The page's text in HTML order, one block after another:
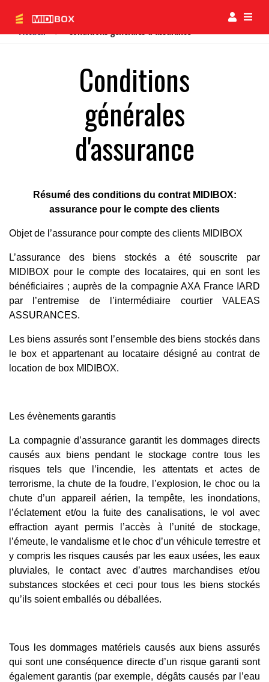
Accueil Conditions générales d'assurance
Conditions
générales
d'assurance
Résumé des conditions du contrat MIDIBOX:
assurance pour le compte des clients
Objet de l’assurance pour compte des clients MIDIBOX
L’assurance des biens stockés a été souscrite par
MIDIBOX pour le compte des locataires, qui en sont les
bénéficiaires ; auprès de la compagnie AXA France IARD
par l’entremise de l’intermédiaire courtier VALEAS
ASSURANCES.
Les biens assurés sont l’ensemble des biens stockés dans
le box et appartenant au locataire désigné au contrat de
location de box MIDIBOX.
Les évènements garantis
La compagnie d’assurance garantit les dommages directs
causés aux biens pendant le stockage contre tous les
risques tels que l’incendie, les attentats et actes de
terrorisme, la chute de la foudre, l’explosion, le choc ou la
chute d’un appareil aérien, la tempête, les inondations,
l’éclatement et/ou la fuite des canalisations, le vol avec
effraction ayant permis l’accès à l’unité de stockage,
l’émeute, le vandalisme et le choc d’un véhicule terrestre et
y compris les risques causés par les eaux usées, les eaux
pluviales, le contact avec d’autres marchandises et/ou
substances stockées et ceci pour tous les biens stockés
qu’ils soient emballés ou déballées.
Tous les dommages matériels causés aux biens assurés
qui sont une conséquence directe d’un risque garanti sont
également garantis (par exemple, dégâts causés par l’eau